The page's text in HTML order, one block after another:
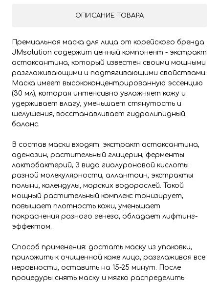
ОПИСАНИЕ ТОВАРА
Премиальная маска для лица от корейского бренда
JMsolution содержит ценный компонент - экстракт
астаксантина, который известен своими мощными
разглаживающими и подтягивающими свойствами.
Маска имеет высококонцентрированную эссенцию
(30 мл), которая интенсивно увлажняет кожу и
удерживает влагу, уменьшает стянутость и
шелушения, восстанавливает гидролипидный
баланс.
В состав маски входят: экстракт астаксантина,
аденозин, растительный глицерин, ферменты
лактобактерий, 3 вида гиалуроновой кислоты
разной молекулярности, аллантоин, экстракты
полыни, календулы, морских водорослей. Такой
мощный растительный комплекс тонизирует,
повышает плотность кожи, уменьшает
покраснения разного генеза, обладает лифтинг-
эффектом.
Способ применения: достать маску из упаковки,
приложить к очищенной коже лица, разглаживая все
неровности, оставить на 15-25 минут. После
процедуры снять маску и мягко распределить